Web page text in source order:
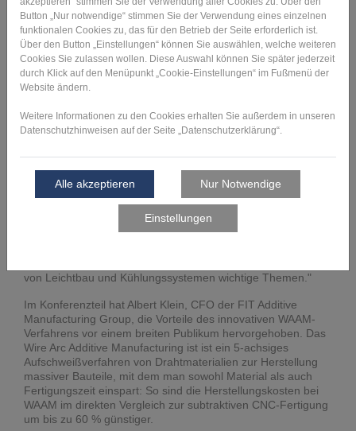
Gleichzeitig fand in Stuttgart die Engine Expo statt, eine
internationale Pflichtveranstaltung für alle, die sich mit
Konstruktion, Entwicklung, Beschaffung und Fertigung im
Bereich Automobiltechnik beschäftigen. Die FIT Additive
Manufacturing Group als Spezialzulieferer der
Automobilbranche und Formel 1 hat das Spektrum der
Anbieter durch Additive Design and Manufacturing
der FIT Additive Manufacturing Group speziell für Rapid
Prototyping und Additive Fertigung (Additive Design and
David Sarnowski
, Sales Manager bei der FIT Additive
Manufacturing Group, über die Messe: "Das Publikum war
sehr international, die Interessen breit gefächert und
qualifiziert. Die meisten Anfragen galten dabei
erwartungsgemäß den metallverarbeitenden Verfahren
von Leichtbau und Kühlungssystemen wichtige Themen."
Im Konferenzteil hat Albert Klein, CFO der FIT Additive
Manufacturing Group, die Vorteile des innovativen WAAM-
Verfahrens vor einem breiten Publikum hervorgehoben. Das
Wire Arc Additive Manufacturing ist ist ein 5-achsiges
Aufschweißverfahren von Drahtmaterialien zur Herstellung
massiver Bauteile, mit dem man sowohl Material als auch
Fertigungszeit einspart: So sind die Herstellungskosten bei
WAAM im direkten Vergleich zur subtraktiven CNC-Fertigung
um bis zu 60 % günstiger.